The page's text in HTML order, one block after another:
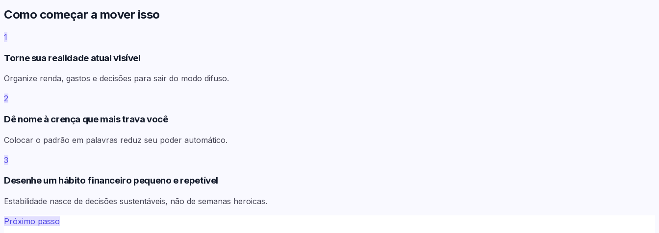
Como começar a mover isso
1
Torne sua realidade atual visível
Organize renda, gastos e decisões para sair do modo difuso.
2
Dê nome à crença que mais trava você
Colocar o padrão em palavras reduz seu poder automático.
3
Desenhe um hábito financeiro pequeno e repetível
Estabilidade nasce de decisões sustentáveis, não de semanas heroicas.
Próximo passo